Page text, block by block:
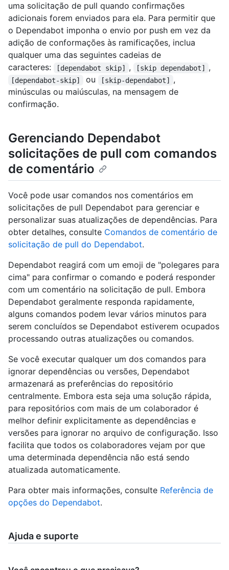
uma solicitação de pull quando confirmações
adicionais forem enviados para ela. Para permitir que
o Dependabot imponha o envio por push em vez da
adição de conformações às ramificações, inclua
qualquer uma das seguintes cadeias de
caracteres:
[dependabot skip] , [skip dependabot] ,
[dependabot-skip] ou [skip-dependabot] ,
minúsculas ou maiúsculas, na mensagem de
confirmação.
Gerenciando Dependabot
solicitações de pull com comandos
de comentário
Você pode usar comandos nos comentários em
solicitações de pull Dependabot para gerenciar e
personalizar suas atualizações de dependências. Para
obter detalhes, consulte Comandos de comentário de
solicitação de pull do Dependabot.
Dependabot reagirá com um emoji de "polegares para
cima" para confirmar o comando e poderá responder
com um comentário na solicitação de pull. Embora
Dependabot geralmente responda rapidamente,
alguns comandos podem levar vários minutos para
serem concluídos se Dependabot estiverem ocupados
processando outras atualizações ou comandos.
Se você executar qualquer um dos comandos para
ignorar dependências ou versões, Dependabot
armazenará as preferências do repositório
centralmente. Embora esta seja uma solução rápida,
para repositórios com mais de um colaborador é
melhor definir explicitamente as dependências e
versões para ignorar no arquivo de configuração. Isso
facilita que todos os colaboradores vejam por que
uma determinada dependência não está sendo
atualizada automaticamente.
Para obter mais informações, consulte Referência de
opções do Dependabot.
Ajuda e suporte